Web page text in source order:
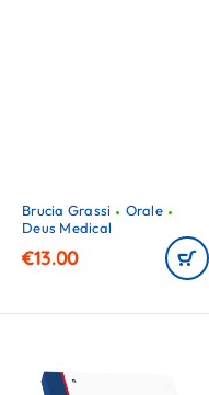
Brucia Grassi
Orale
Deus Medical
€13.00